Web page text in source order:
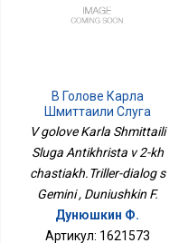
В Голове Карла
Шмиттаили Слуга
Антихриста В 2-Х
Частях.Триллер-Диалог
С Gemini
V golove Karla Shmittaili
Sluga Antikhrista v 2-kh
chastiakh.Triller-dialog s
Gemini , Duniushkin F.
Дунюшкин Ф.
Артикул: 1621573